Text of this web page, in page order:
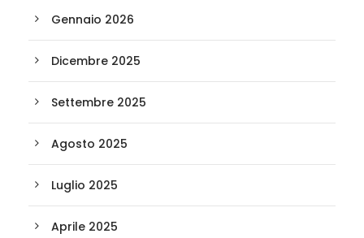
Gennaio 2026
Dicembre 2025
Settembre 2025
Agosto 2025
Luglio 2025
Aprile 2025